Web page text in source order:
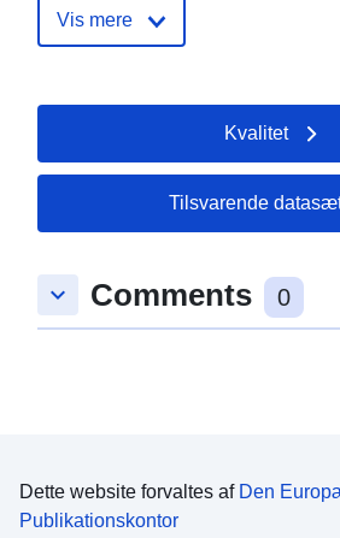
Vis mere
Kvalitet
Tilsvarende
keyboard_arrow_down Comments 0
Dette website forvaltes af Den
Publikationskontor